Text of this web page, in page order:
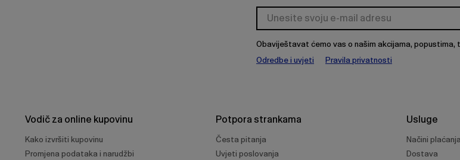
Obaviještavat ćemo vas o našim akcijama, popustima,
Odredbe i uvjeti
Pravila privatnosti
Vodič za online kupovinu
Kako izvršiti kupovinu
Promjena podataka i narudžbi
Potpora strankama
Česta pitanja
Uvjeti poslovanja
Usluge
Načini plaćanja
Dostava